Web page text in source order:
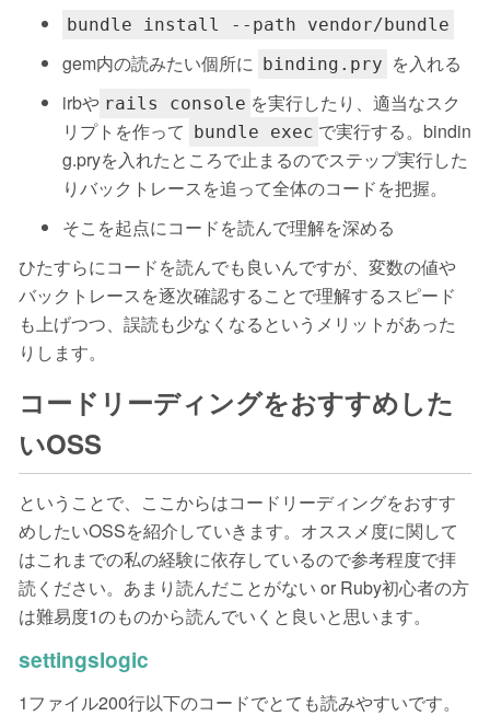
bundle install --path vendor/bundle
gem内の読みたい個所に binding.pry を入れる
irbや rails console を実行したり、適当なスク
リプトを作って bundle exec で実行する。bindin
g.pryを入れたところで止まるのでステップ実行した
りバックトレースを追って全体のコードを把握。
そこを起点にコードを読んで理解を深める
ひたすらにコードを読んでも良いんですが、変数の値や
バックトレースを逐次確認することで理解するスピード
も上げつつ、誤読も少なくなるというメリットがあった
りします。
コードリーディングをおすすめした
いOSS
ということで、ここからはコードリーディングをおすす
めしたいOSSを紹介していきます。オススメ度に関して
はこれまでの私の経験に依存しているので参考程度で拝
読ください。あまり読んだことがない or Ruby初心者の方
は難易度1のものから読んでいくと良いと思います。
settingslogic
1ファイル200行以下のコードでとても読みやすいです。